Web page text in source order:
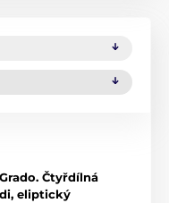
Čtyřdílná
eliptický